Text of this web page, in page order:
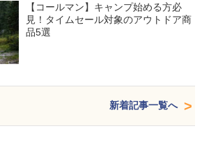
【コールマン】キャンプ始める方必
見！タイムセール対象のアウトドア商
品5選
新着記事一覧へ